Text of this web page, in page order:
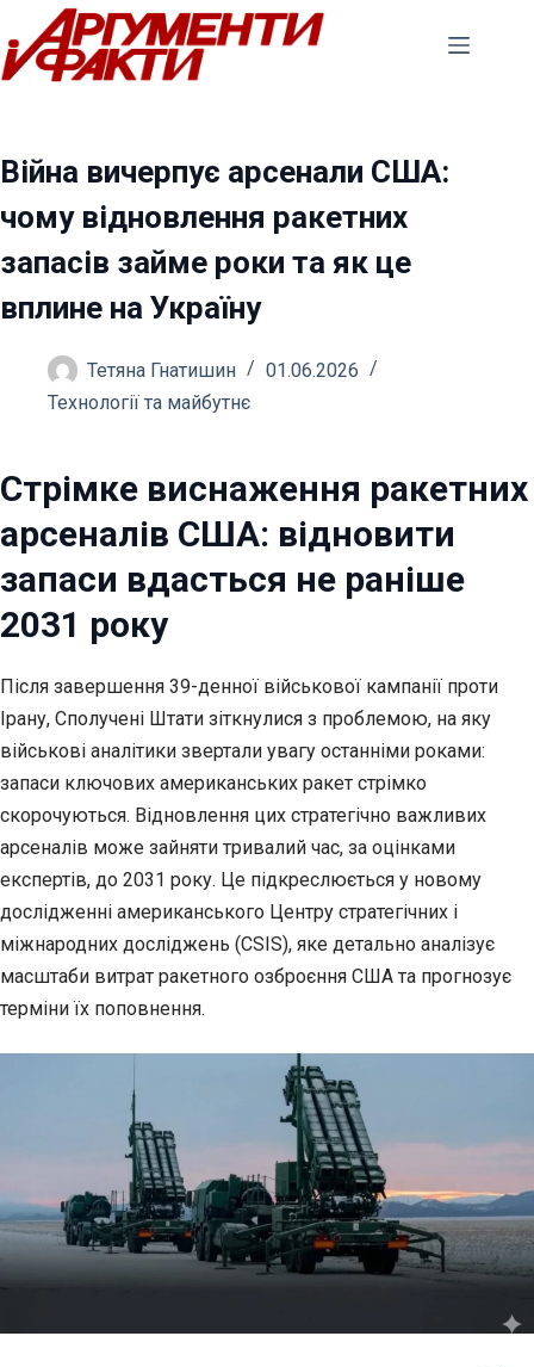
Перейти
до
вмісту
Війна вичерпує арсенали США:
чому відновлення ракетних
запасів займе роки та як це
вплине на Україну
Тетяна Гнатишин
01.06.2026
Технології та майбутнє
Стрімке виснаження ракетних
арсеналів США: відновити
запаси вдасться не раніше
2031 року
Після завершення 39-денної військової кампанії проти
Ірану, Сполучені Штати зіткнулися з проблемою, на яку
військові аналітики звертали увагу останніми роками:
запаси ключових американських ракет стрімко
скорочуються. Відновлення цих стратегічно важливих
арсеналів може зайняти тривалий час, за оцінками
експертів, до 2031 року. Це підкреслюється у новому
дослідженні американського Центру стратегічних і
міжнародних досліджень (CSIS), яке детально аналізує
масштаби витрат ракетного озброєння США та прогнозує
терміни їх поповнення.